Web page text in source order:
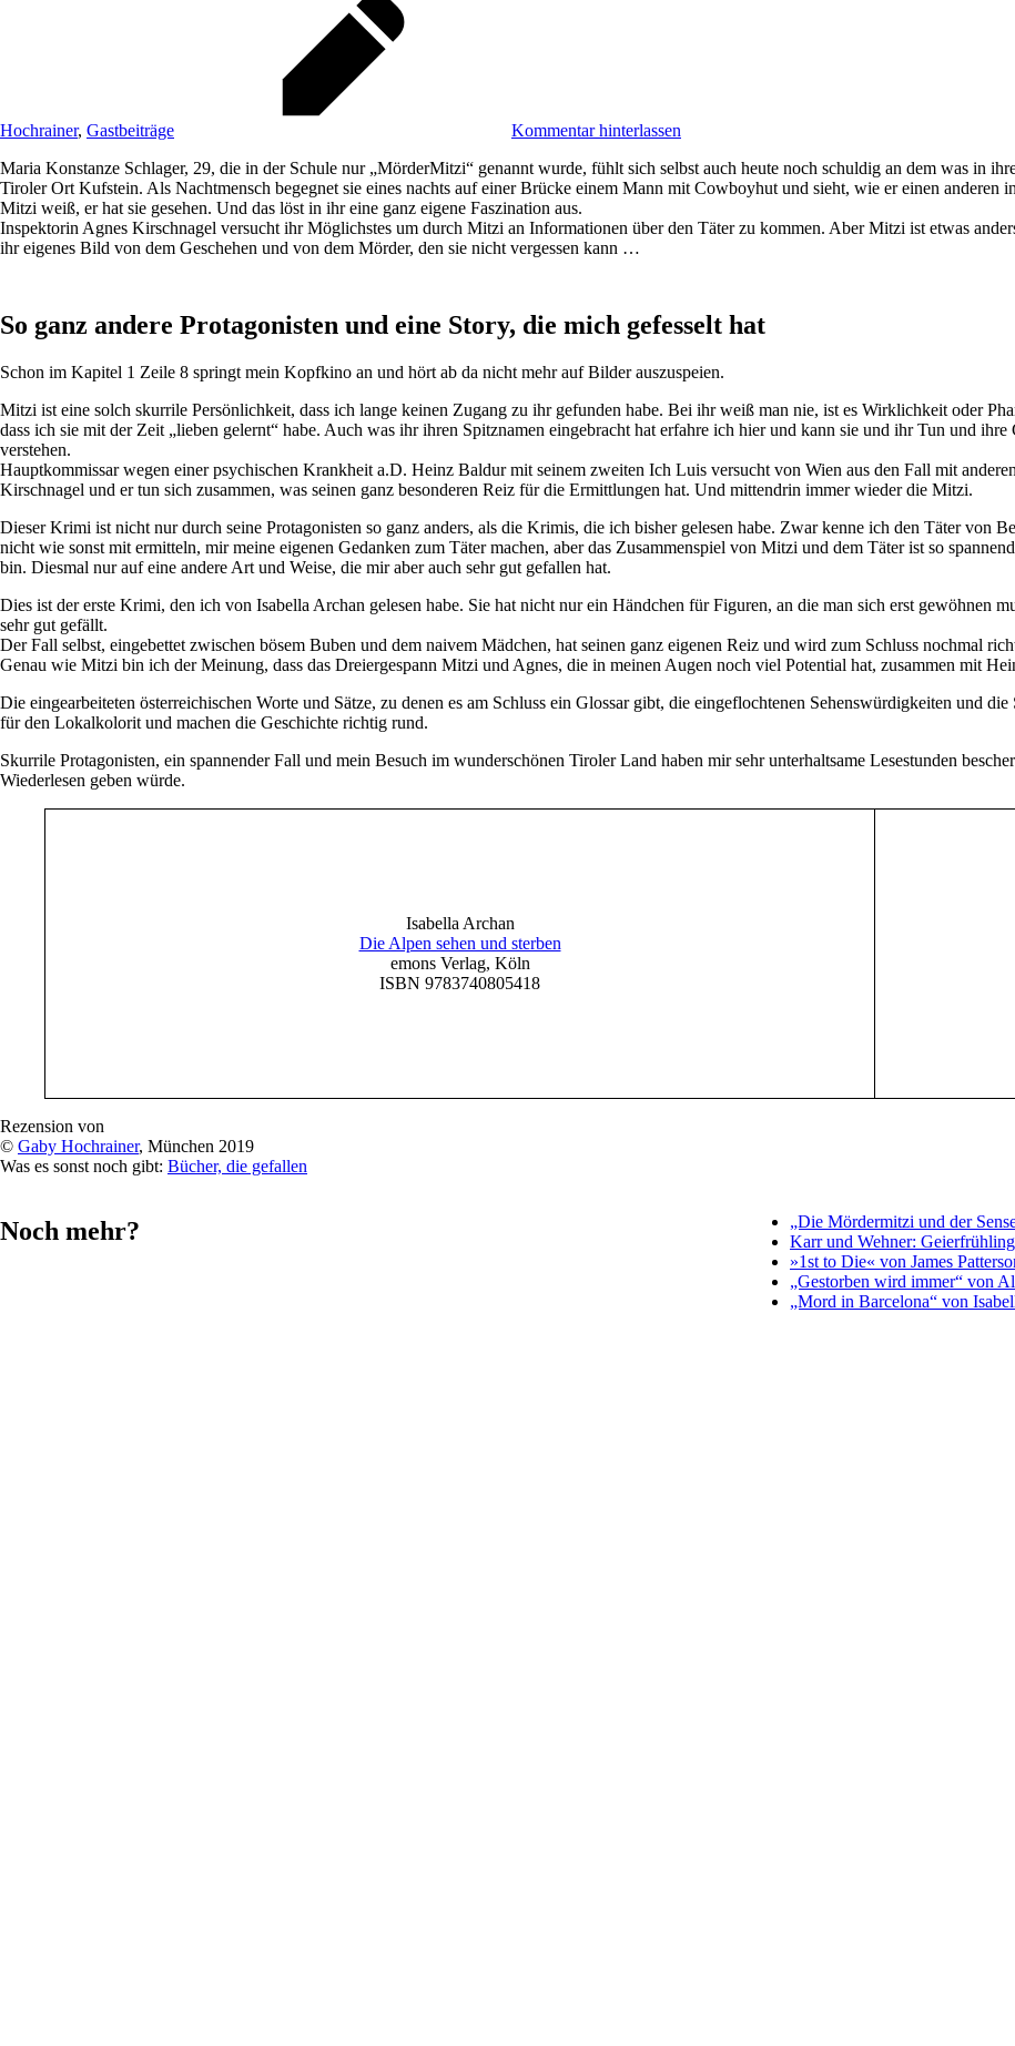
Hochrainer, Gastbeiträge
Kommentar hinterlassen
Maria Konstanze Schlager, 29, die in der Schule nur „MörderMitzi“ genannt wurde, fühlt sich selbst auch heute noch schuldig an dem was in
Tiroler Ort Kufstein. Als Nachtmensch begegnet sie eines nachts auf einer Brücke einem Mann mit Cowboyhut und sieht, wie er einen anderen
Mitzi weiß, er hat sie gesehen. Und das löst in ihr eine ganz eigene Faszination aus.
Inspektorin Agnes Kirschnagel versucht ihr Möglichstes um durch Mitzi an Informationen über den Täter zu kommen. Aber Mitzi ist etwas
ihr eigenes Bild von dem Geschehen und von dem Mörder, den sie nicht vergessen kann …
So ganz andere Protagonisten und eine Story, die mich gefesselt hat
Schon im Kapitel 1 Zeile 8 springt mein Kopfkino an und hört ab da nicht mehr auf Bilder auszuspeien.
Mitzi ist eine solch skurrile Persönlichkeit, dass ich lange keinen Zugang zu ihr gefunden habe. Bei ihr weiß man nie, ist es Wirklichkeit oder
dass ich sie mit der Zeit „lieben gelernt“ habe. Auch was ihr ihren Spitznamen eingebracht hat erfahre ich hier und kann sie und ihr Tun und
verstehen.
Hauptkommissar wegen einer psychischen Krankheit a.D. Heinz Baldur mit seinem zweiten Ich Luis versucht von Wien aus den Fall mit
Kirschnagel und er tun sich zusammen, was seinen ganz besonderen Reiz für die Ermittlungen hat. Und mittendrin immer wieder die Mitzi.
Dieser Krimi ist nicht nur durch seine Protagonisten so ganz anders, als die Krimis, die ich bisher gelesen habe. Zwar kenne ich den Täter von
nicht wie sonst mit ermitteln, mir meine eigenen Gedanken zum Täter machen, aber das Zusammenspiel von Mitzi und dem Täter ist so
bin. Diesmal nur auf eine andere Art und Weise, die mir aber auch sehr gut gefallen hat.
Dies ist der erste Krimi, den ich von Isabella Archan gelesen habe. Sie hat nicht nur ein Händchen für Figuren, an die man sich erst gewöhnen
sehr gut gefällt.
Der Fall selbst, eingebettet zwischen bösem Buben und dem naivem Mädchen, hat seinen ganz eigenen Reiz und wird zum Schluss nochmal
Genau wie Mitzi bin ich der Meinung, dass das Dreiergespann Mitzi und Agnes, die in meinen Augen noch viel Potential hat, zusammen mit
Die eingearbeiteten österreichischen Worte und Sätze, zu denen es am Schluss ein Glossar gibt, die eingeflochtenen Sehenswürdigkeiten und
für den Lokalkolorit und machen die Geschichte richtig rund.
Skurrile Protagonisten, ein spannender Fall und mein Besuch im wunderschönen Tiroler Land haben mir sehr unterhaltsame Lesestunden
Wiederlesen geben würde.
Isabella Archan
Die Alpen sehen und sterben
emons Verlag, Köln
ISBN 9783740805418
Rezension von
© Gaby Hochrainer, München 2019
Was es sonst noch gibt: Bücher, die gefallen
Noch mehr?
„Die Mördermitzi und der
Karr und Wehner: Geierfrühling
»1st to Die« von James
„Gestorben wird immer“ von
„Mord in Barcelona“ von